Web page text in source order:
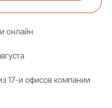
онлайн
17-и офисов компании